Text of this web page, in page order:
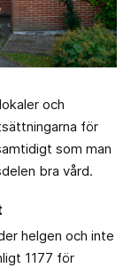
och
för
som man
bra vård.
helgen och inte
1177 för